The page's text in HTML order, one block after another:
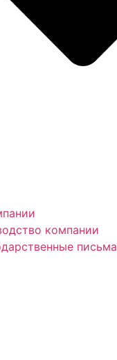
компании
письма